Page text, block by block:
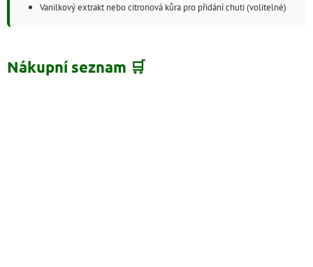
Vanilkový extrakt nebo citronová kůra pro přidání chuti (volitelné)
Nákupní seznam 🛒